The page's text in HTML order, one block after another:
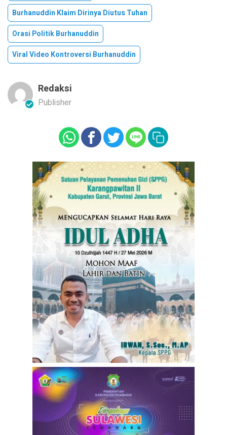
Burhanuddin Klaim Dirinya Diutus Tuhan
Orasi Politik Burhanuddin
Viral Video Kontroversi Burhanuddin
Redaksi
Publisher